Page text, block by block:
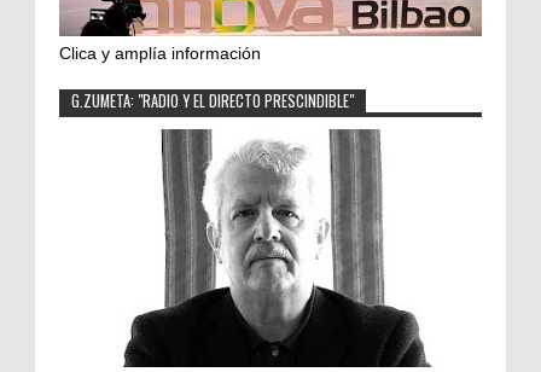
Clica y amplía información
G.ZUMETA: "RADIO Y EL DIRECTO PRESCINDIBLE"